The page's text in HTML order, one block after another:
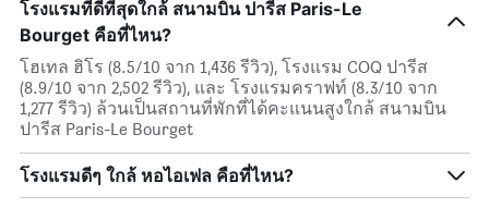
โรงแรมที่ดีที่สุดใกล้ สนามบิน ปารีส Paris-Le
Bourget คือที่ไหน?
โฮเทล ฮิโร (8.5/10 จาก 1,436 รีวิว), โรงแรม COQ ปารีส
(8.9/10 จาก 2,502 รีวิว), และ โรงแรมคราฟท์ (8.3/10 จาก
1,277 รีวิว) ล้วนเป็นสถานที่พักที่ได้คะแนนสูงใกล้ สนามบิน
ปารีส Paris-Le Bourget
โรงแรมดีๆ ใกล้ หอไอเฟล คือที่ไหน?